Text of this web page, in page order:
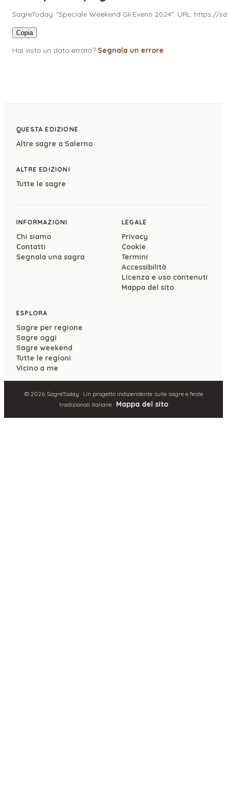
SagreToday. "Speciale Weekend Gli Eventi 2024". URL:
Copia
Hai visto un dato errato? Segnala un errore
QUESTA EDIZIONE
Altre sagre a Salerno
ALTRE EDIZIONI
Tutte le sagre
INFORMAZIONI
Chi siamo
Contatti
Segnala una sagra
LEGALE
Privacy
Cookie
Termini
Accessibilità
Licenza e uso contenuti
Mappa del sito
ESPLORA
Sagre per regione
Sagre oggi
Sagre weekend
Tutte le regioni
Vicino a me
© 2026SagreToday · Un progetto indipendente sulle sagre e feste
tradizionali italiane · Mappa del sito